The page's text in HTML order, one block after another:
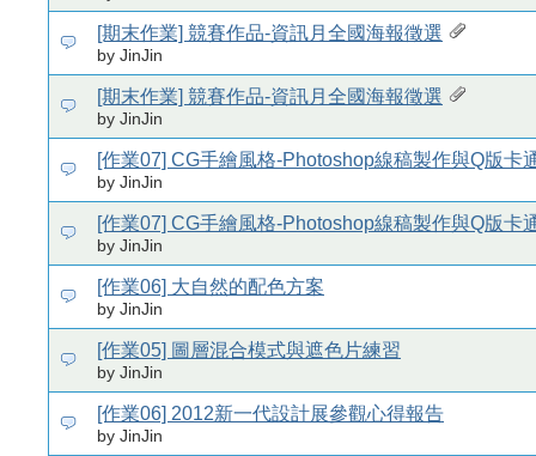
[期末作業] 競賽作品-資訊月全國海報徵選
by JinJin
[期末作業] 競賽作品-資訊月全國海報徵選
by JinJin
[作業07] CG手繪風格-Photoshop線稿製作與Q版卡
by JinJin
[作業07] CG手繪風格-Photoshop線稿製作與Q版卡
by JinJin
[作業06] 大自然的配色方案
by JinJin
[作業05] 圖層混合模式與遮色片練習
by JinJin
[作業06] 2012新一代設計展參觀心得報告
by JinJin